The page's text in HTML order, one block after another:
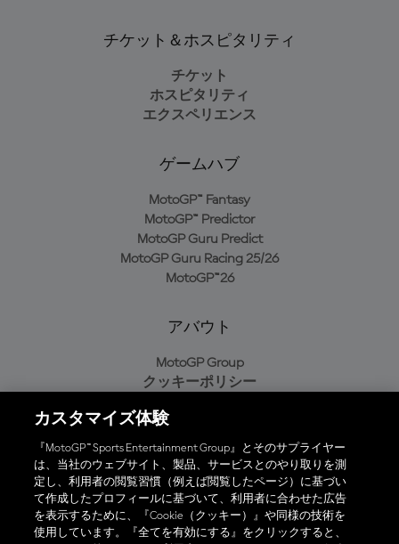
チケット＆ホスピタリティ
チケット
ホスピタリティ
エクスペリエンス
ゲームハブ
MotoGP™ Fantasy
MotoGP™ Predictor
MotoGP Guru Predict
MotoGP Guru Racing 25/26
MotoGP™26
アバウト
MotoGP Group
クッキーポリシー
プライバシーポリシー
購入ポリシー
オフィシャルアプリ
カスタマイズ体験
『MotoGP™ Sports Entertainment Group』とそのサプライヤー
は、当社のウェブサイト、製品、サービスとのやり取りを測
定し、利用者の閲覧習慣（例えば閲覧したページ）に基づい
て作成したプロフィールに基づいて、利用者に合わせた広告
を表示するために、『Cookie（クッキー）』や同様の技術を
使用しています。『全てを有効にする』をクリックすると、